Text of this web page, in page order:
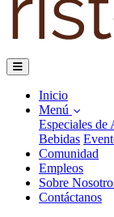
Inicio
Menú
Especiales de
Bebidas
Comunidad
Empleos
Sobre
Contáctanos